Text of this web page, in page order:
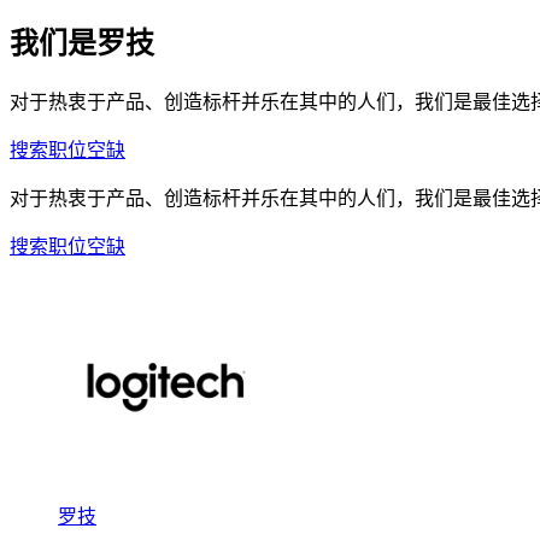
我们是罗技
对于热衷于产品、创造标杆并乐在其中的人们，我们是最佳选
搜索职位空缺
对于热衷于产品、创造标杆并乐在其中的人们，我们是最佳选
搜索职位空缺
罗技